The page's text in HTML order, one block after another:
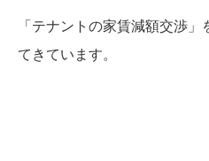
「テナントの家賃減額交渉
てきています。